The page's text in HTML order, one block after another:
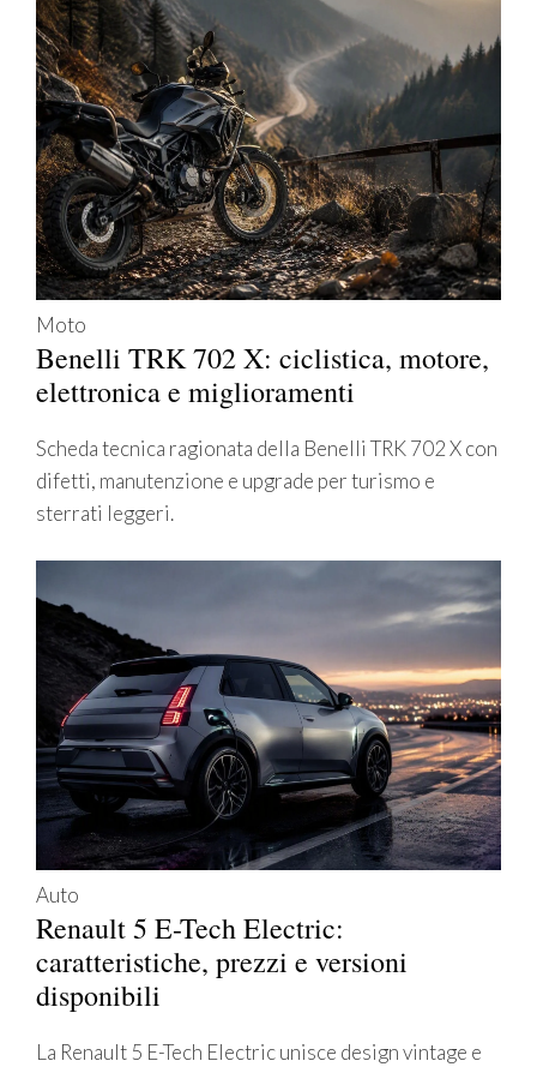
Moto
Benelli TRK 702 X: ciclistica, motore,
elettronica e miglioramenti
Scheda tecnica ragionata della Benelli TRK 702 X con
difetti, manutenzione e upgrade per turismo e
sterrati leggeri.
Auto
Renault 5 E-Tech Electric:
caratteristiche, prezzi e versioni
disponibili
La Renault 5 E-Tech Electric unisce design vintage e